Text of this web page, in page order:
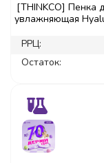
[THINKCO]
увлажняющая
РРЦ:
Остаток: